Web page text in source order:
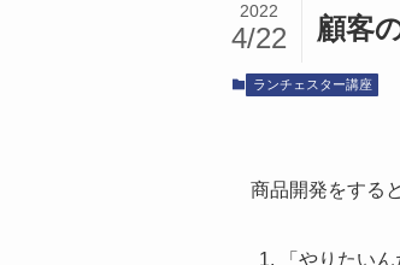
顧客
2022
4/22
ランチェスター講座
商品開発をする
「やりたい